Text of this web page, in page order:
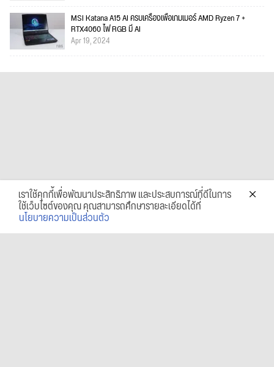
MSI Katana A15 AI ครบเครื่องเพื่อเกมเมอร์ AMD Ryzen 7 +
RTX4060 ไฟ RGB มี AI
Apr 19, 2024
เราใช้คุกกี้เพื่อพัฒนาประสิทธิภาพ และประสบการณ์ที่ดีในการ
ใช้เว็บไซต์ของคุณ คุณสามารถศึกษารายละเอียดได้ที่
นโยบายความเป็นส่วนตัว